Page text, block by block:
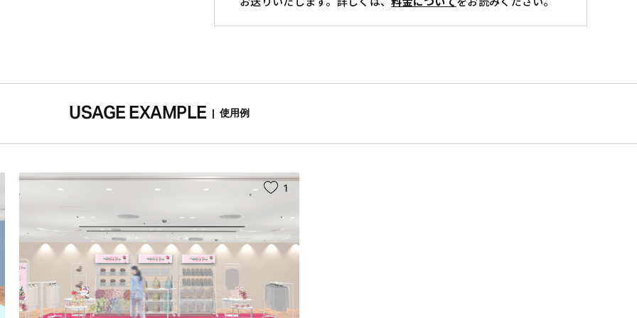
CAAA3503-
W
USAGE EXAMPLE | 使用例
1